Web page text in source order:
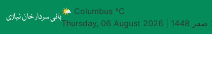
بانی سردار خان نیازی🌤 Columbus °C
Thursday, 06 August 2026